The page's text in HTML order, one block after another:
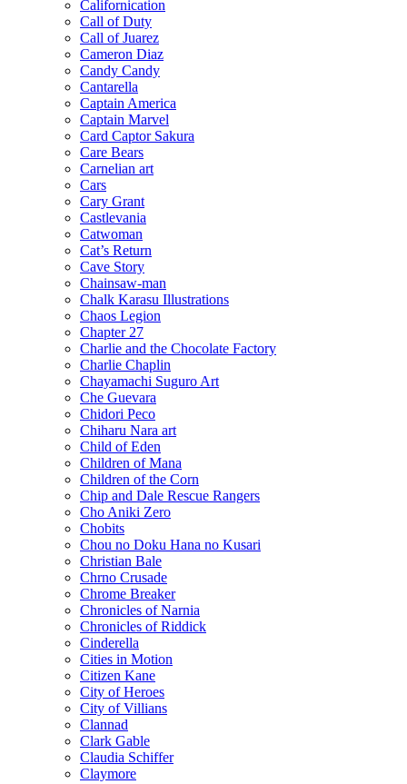
Californication
Call of Duty
Call of Juarez
Cameron Diaz
Candy Candy
Cantarella
Captain America
Captain Marvel
Card Captor Sakura
Care Bears
Carnelian art
Cars
Cary Grant
Castlevania
Catwoman
Cat’s Return
Cave Story
Chainsaw-man
Chalk Karasu Illustrations
Chaos Legion
Chapter 27
Charlie and the Chocolate Factory
Charlie Chaplin
Chayamachi Suguro Art
Che Guevara
Chidori Peco
Chiharu Nara art
Child of Eden
Children of Mana
Children of the Corn
Chip and Dale Rescue Rangers
Cho Aniki Zero
Chobits
Chou no Doku Hana no Kusari
Christian Bale
Chrno Crusade
Chrome Breaker
Chronicles of Narnia
Chronicles of Riddick
Cinderella
Cities in Motion
Citizen Kane
City of Heroes
City of Villians
Clannad
Clark Gable
Claudia Schiffer
Claymore